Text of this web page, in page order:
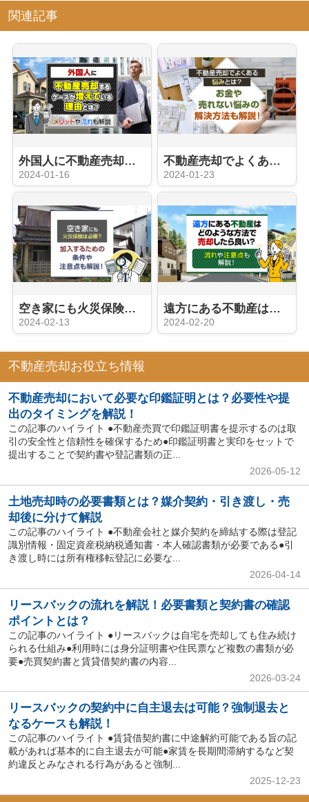
関連記事
外国人に不動産売却するケースが増えている理由とは？メリットや流れも解説
2024-01-16
不動産売却でよくある悩みとは？お金や売れない悩みの解決方法も解説！
2024-01-23
空き家にも火災保険は必要？加入するための条件や注意点も解説！
2024-02-13
遠方にある不動産はどのような方法で売却したら良い？流れや注意点も解説！
2024-02-20
不動産売却お役立ち情報
不動産売却において必要な印鑑証明とは？必要性や提
出のタイミングを解説！
この記事のハイライト ●不動産売買で印鑑証明書を提示するのは取
引の安全性と信頼性を確保するため●印鑑証明書と実印をセットで
提出することで契約書や登記書類の正...
2026-05-12
土地売却時の必要書類とは？媒介契約・引き渡し・売
却後に分けて解説
この記事のハイライト ●不動産会社と媒介契約を締結する際は登記
識別情報・固定資産税納税通知書・本人確認書類が必要である●引
き渡し時には所有権移転登記に必要な...
2026-04-14
リースバックの流れを解説！必要書類と契約書の確認
ポイントとは？
この記事のハイライト ●リースバックは自宅を売却しても住み続け
られる仕組み●利用時には身分証明書や住民票など複数の書類が必
要●売買契約書と賃貸借契約書の内容...
2026-03-24
リースバックの契約中に自主退去は可能？強制退去と
なるケースも解説！
この記事のハイライト ●賃貸借契約書に中途解約可能である旨の記
載があれば基本的に自主退去が可能●家賃を長期間滞納するなど契
約違反とみなされる行為があると強制...
2025-12-23